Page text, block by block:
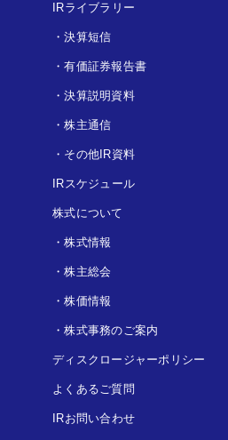
IRライブラリー
・決算短信
・有価証券報告書
・決算説明資料
・株主通信
・ その他IR資料
IRスケジュール
株式について
・株式情報
・株主総会
・株価情報
・株式事務のご案内
ディスクロージャーポリシー
よくあるご質問
IRお問い合わせ